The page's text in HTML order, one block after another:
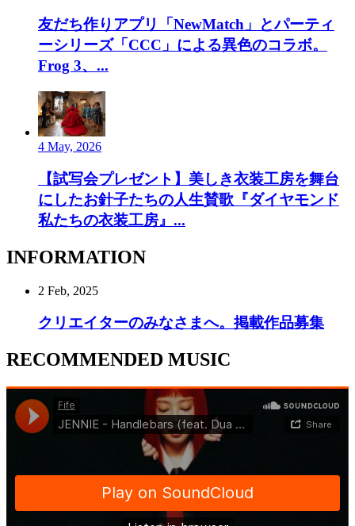
友だち作りアプリ「NewMatch」とパーティ
ーシリーズ「CCC」による異色のコラボ。
Frog 3、...
4 May, 2026
【試写会プレゼント】美しき衣装工房を舞台
にしたお針子たちの人生賛歌『ダイヤモンド
私たちの衣装工房』...
INFORMATION
2 Feb, 2025
クリエイターのみなさまへ。掲載作品募集
RECOMMENDED MUSIC